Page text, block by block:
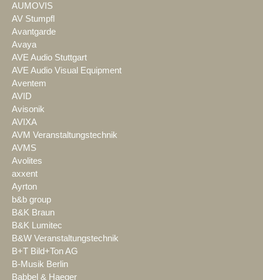
AUMOVIS
AV Stumpfl
Avantgarde
Avaya
AVE Audio Stuttgart
AVE Audio Visual Equipment
Aventem
AVID
Avisonik
AVIXA
AVM Veranstaltungstechnik
AVMS
Avolites
axxent
Ayrton
b&b group
B&K Braun
B&K Lumitec
B&W Veranstaltungstechnik
B+T Bild+Ton AG
B-Musik Berlin
Babbel & Haeger